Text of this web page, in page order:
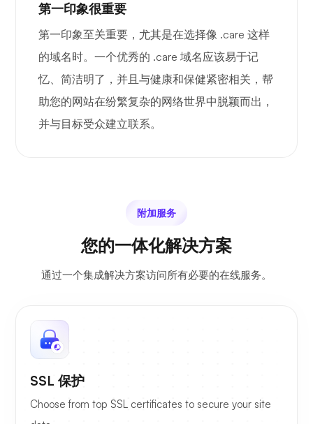
第一印象很重要
第一印象至关重要，尤其是在选择像 .care 这样
的域名时。一个优秀的 .care 域名应该易于记
忆、简洁明了，并且与健康和保健紧密相关，帮
助您的网站在纷繁复杂的网络世界中脱颖而出，
并与目标受众建立联系。
附加服务
您的一体化解决方案
通过一个集成解决方案访问所有必要的在线服务。
SSL 保护
Choose from top SSL certificates to secure your site